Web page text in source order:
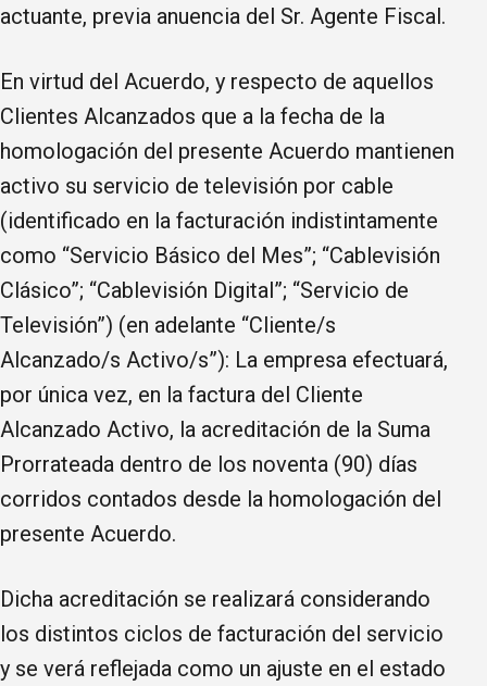
actuante, previa anuencia del Sr. Agente Fiscal.
En virtud del Acuerdo, y respecto de aquellos
Clientes Alcanzados que a la fecha de la
homologación del presente Acuerdo mantienen
activo su servicio de televisión por cable
(identificado en la facturación indistintamente
como “Servicio Básico del Mes”; “Cablevisión
Clásico”; “Cablevisión Digital”; “Servicio de
Televisión”) (en adelante “Cliente/s
Alcanzado/s Activo/s”): La empresa efectuará,
por única vez, en la factura del Cliente
Alcanzado Activo, la acreditación de la Suma
Prorrateada dentro de los noventa (90) días
corridos contados desde la homologación del
presente Acuerdo.
Dicha acreditación se realizará considerando
los distintos ciclos de facturación del servicio
y se verá reflejada como un ajuste en el estado